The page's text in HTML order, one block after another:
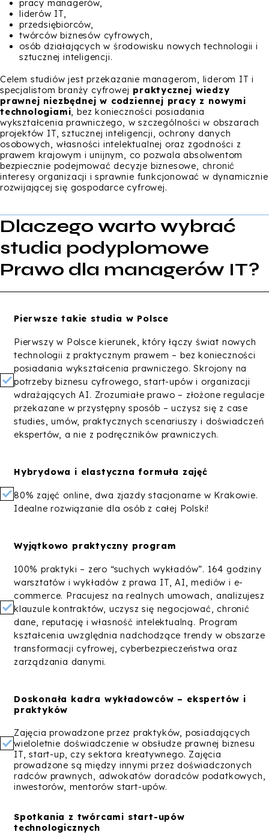
pracy managerów,
liderów IT,
przedsiębiorców,
twórców biznesów cyfrowych,
osób działających w środowisku nowych technologii i
sztucznej inteligencji.
Celem studiów jest przekazanie managerom, liderom IT i
specjalistom branży cyfrowej praktycznej wiedzy
prawnej niezbędnej w codziennej pracy z nowymi
technologiami, bez konieczności posiadania
wykształcenia prawniczego, w szczególności w obszarach
projektów IT, sztucznej inteligencji, ochrony danych
osobowych, własności intelektualnej oraz zgodności z
prawem krajowym i unijnym, co pozwala absolwentom
bezpiecznie podejmować decyzje biznesowe, chronić
interesy organizacji i sprawnie funkcjonować w dynamicznie
rozwijającej się gospodarce cyfrowej.
Dlaczego warto wybrać
studia podyplomowe
Prawo dla managerów IT?
Pierwsze takie studia w Polsce
Pierwszy w Polsce kierunek, który łączy świat nowych
technologii z praktycznym prawem – bez konieczności
posiadania wykształcenia prawniczego. Skrojony na
potrzeby biznesu cyfrowego, start-upów i organizacji
wdrażających AI. Zrozumiałe prawo – złożone regulacje
przekazane w przystępny sposób – uczysz się z case
studies, umów, praktycznych scenariuszy i doświadczeń
ekspertów, a nie z podręczników prawniczych.
Hybrydowa i elastyczna formuła zajęć
80% zajęć online, dwa zjazdy stacjonarne w Krakowie.
Idealne rozwiązanie dla osób z całej Polski!
Wyjątkowo praktyczny program
100% praktyki – zero “suchych wykładów”. 164 godziny
warsztatów i wykładów z prawa IT, AI, mediów i e-
commerce. Pracujesz na realnych umowach, analizujesz
klauzule kontraktów, uczysz się negocjować, chronić
dane, reputację i własność intelektualną. Program
kształcenia uwzględnia nadchodzące trendy w obszarze
transformacji cyfrowej, cyberbezpieczeństwa oraz
zarządzania danymi.
Doskonała kadra wykładowców – ekspertów i
praktyków
Zajęcia prowadzone przez praktyków, posiadających
wieloletnie doświadczenie w obsłudze prawnej biznesu
IT, start-up, czy sektora kreatywnego. Zajęcia
prowadzone są między innymi przez doświadczonych
radców prawnych, adwokatów doradców podatkowych,
inwestorów, mentorów start-upów.
Spotkania z twórcami start-upów
technologicznych